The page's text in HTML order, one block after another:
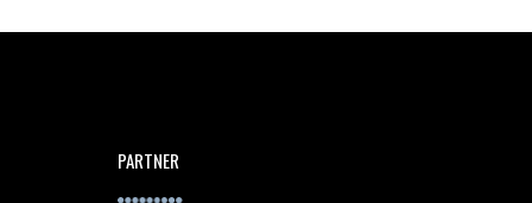
PARTNER